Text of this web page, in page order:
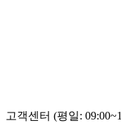
고객센터 (평일: